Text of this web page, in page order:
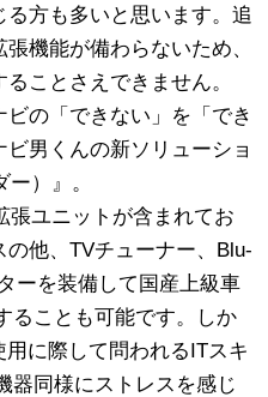
方も多いと思います。追
機能が備わらないため、
ことさえできません。
の「できない」を「でき
男くんの新ソリューショ
）』。
張ユニットが含まれてお
他、TVチューナー、Blu-
ーを装備して国産上級車
ることも可能です。しか
に際して問われるITスキ
器同様にストレスを感じ